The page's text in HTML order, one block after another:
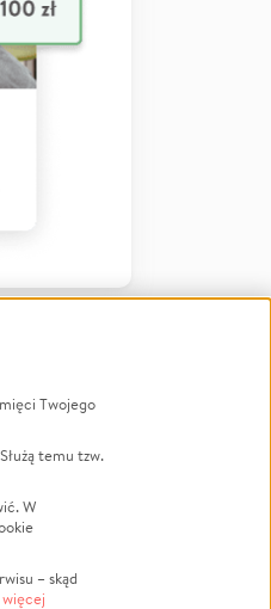
Twojego
temu tzw.
W
– skąd